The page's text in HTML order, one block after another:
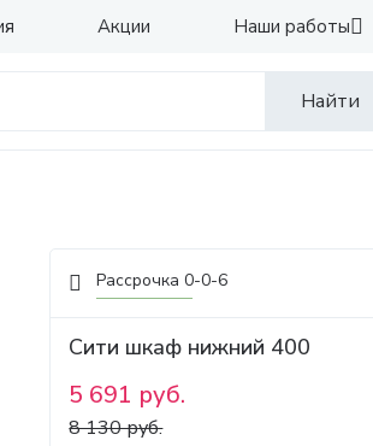
Наши работы
Акции
Найти
Рассрочка 0-0-6
Сити шкаф нижний 400
5 691 руб.
8 130 руб.